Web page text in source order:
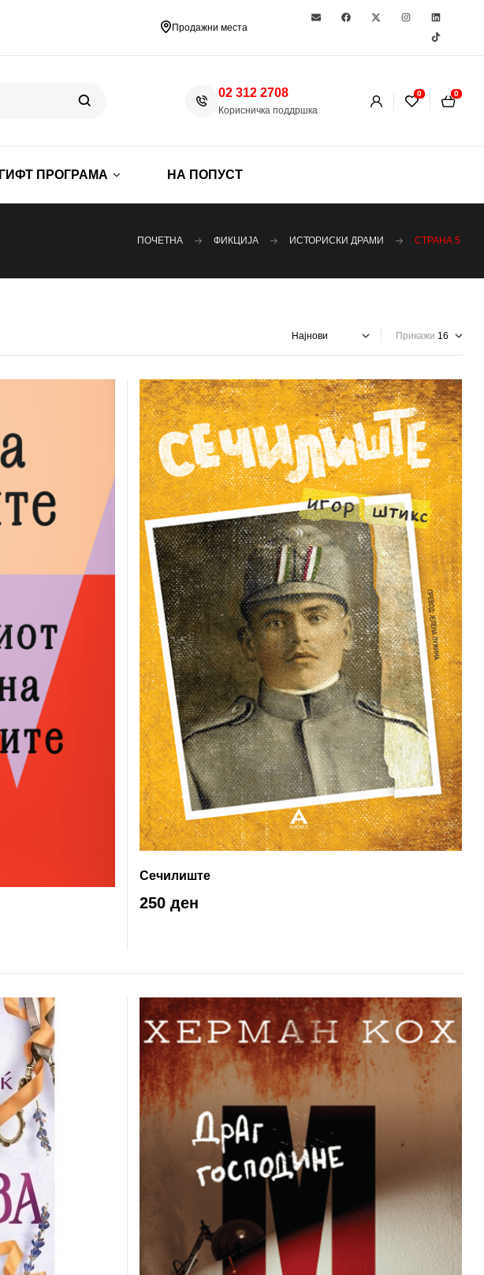
Продажни места
02 312 2708
Корисничка поддршка
0 0
ГИФТ ПРОГРАМА НА ПОПУСТ
ПОЧЕТНА ФИКЦИЈА ИСТОРИСКИ ДРАМИ СТРАНА 5
Прикажи
Сечилиште
250 ден